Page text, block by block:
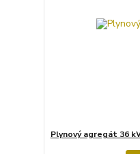
Plynový agregát 36